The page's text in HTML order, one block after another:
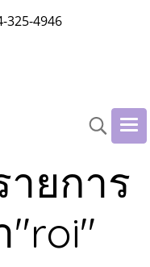
325-4946
ยการ
"roi"